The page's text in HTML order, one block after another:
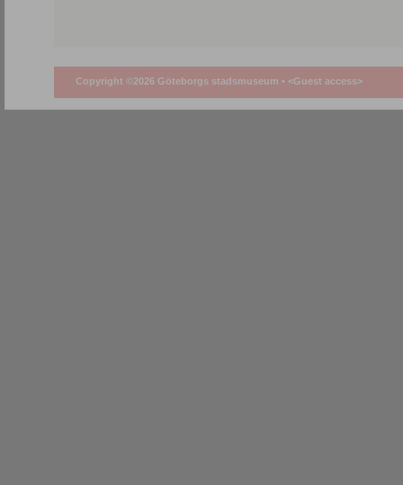
Copyright ©2026 Göteborgs stadsmuseum • <Guest access>